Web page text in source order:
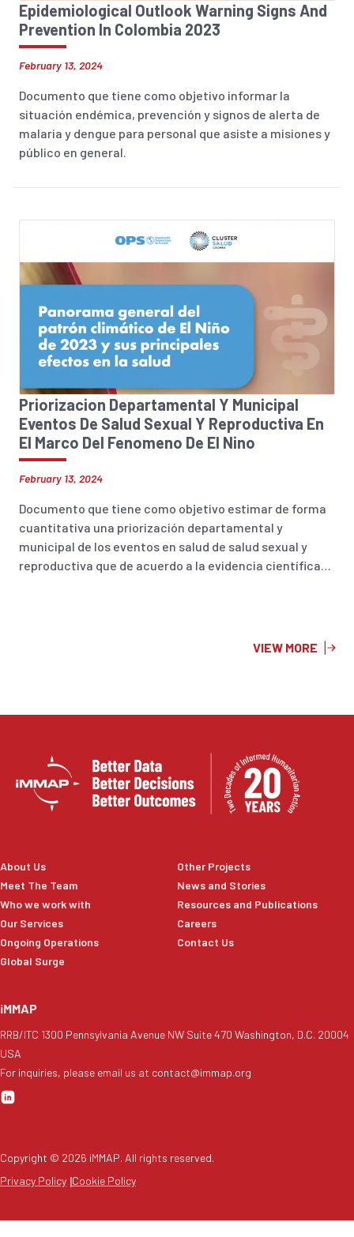
Epidemiological Outlook Warning Signs And
Prevention In Colombia 2023
February 13, 2024
Documento que tiene como objetivo informar la
situación endémica, prevención y signos de alerta de
malaria y dengue para personal que asiste a misiones y
público en general.
Priorizacion Departamental Y Municipal
Eventos De Salud Sexual Y Reproductiva En
El Marco Del Fenomeno De El Nino
February 13, 2024
Documento que tiene como objetivo estimar de forma
cuantitativa una priorización departamental y
municipal de los eventos en salud de salud sexual y
reproductiva que de acuerdo a la evidencia científica
VIEW MORE
About Us
Meet The Team
Who we work with
Our Services
Ongoing Operations
Global Surge
Other Projects
News and Stories
Resources and Publications
Careers
Contact Us
iMMAP
RRB/ITC 1300 Pennsylvania Avenue NW Suite 470 Washington, D.C. 20004
USA
For inquiries, please email us at contact@immap.org
Copyright © 2026 iMMAP. All rights reserved.
Privacy Policy |Cookie Policy